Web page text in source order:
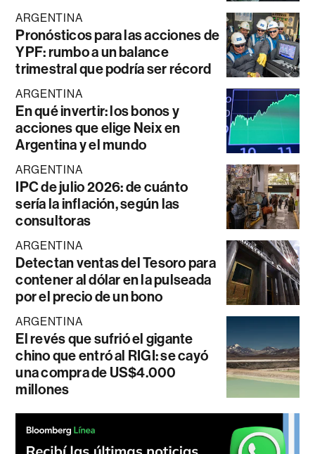
ARGENTINA
Pronósticos para las acciones de
YPF: rumbo a un balance
trimestral que podría ser récord
ARGENTINA
En qué invertir: los bonos y
acciones que elige Neix en
Argentina y el mundo
ARGENTINA
IPC de julio 2026: de cuánto
sería la inflación, según las
consultoras
ARGENTINA
Detectan ventas del Tesoro para
contener al dólar en la pulseada
por el precio de un bono
ARGENTINA
El revés que sufrió el gigante
chino que entró al RIGI: se cayó
una compra de US$4.000
millones